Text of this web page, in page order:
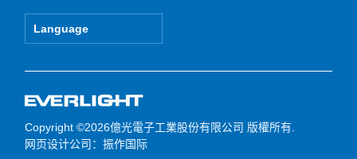
u
e
i
Language
Copyright ©2026億光電子工業股份有限公司 版權所有.
网页设计公司 ：振作国际